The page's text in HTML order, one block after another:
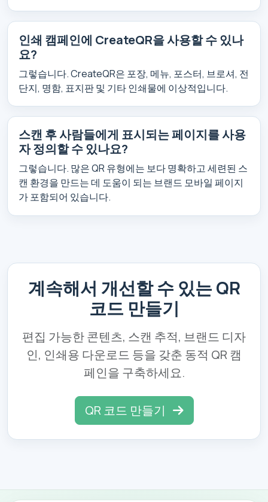
인쇄 캠페인에 CreateQR을 사용할 수 있나
요?
그렇습니다. CreateQR은 포장, 메뉴, 포스터, 브로셔, 전
단지, 명함, 표지판 및 기타 인쇄물에 이상적입니다.
스캔 후 사람들에게 표시되는 페이지를 사용
자 정의할 수 있나요?
그렇습니다. 많은 QR 유형에는 보다 명확하고 세련된 스
캔 환경을 만드는 데 도움이 되는 브랜드 모바일 페이지
가 포함되어 있습니다.
계속해서 개선할 수 있는 QR
코드 만들기
편집 가능한 콘텐츠, 스캔 추적, 브랜드 디자
인, 인쇄용 다운로드 등을 갖춘 동적 QR 캠
페인을 구축하세요.
QR 코드 만들기